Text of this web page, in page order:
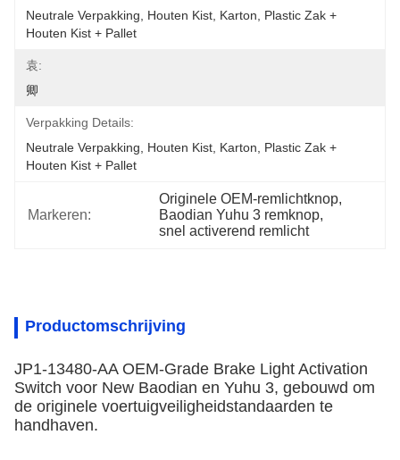
Neutrale Verpakking, Houten Kist, Karton, Plastic Zak +
Houten Kist + Pallet
袁:
卿
Verpakking Details:
Neutrale Verpakking, Houten Kist, Karton, Plastic Zak +
Houten Kist + Pallet
Markeren:
Originele OEM-remlichtknop,
Baodian Yuhu 3 remknop,
snel activerend remlicht
Productomschrijving
JP1-13480-AA OEM-Grade Brake Light Activation
Switch voor New Baodian en Yuhu 3, gebouwd om
de originele voertuigveiligheidstandaarden te
handhaven.